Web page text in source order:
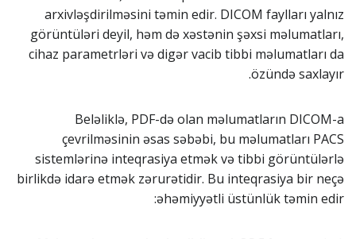
arxivləşdirilməsini təmin edir. DICOM faylları yalnız
görüntüləri deyil, həm də xəstənin şəxsi məlumatları,
cihaz parametrləri və digər vacib tibbi məlumatları da
özündə saxlayır.
Beləliklə, PDF-də olan məlumatların DICOM-a
çevrilməsinin əsas səbəbi, bu məlumatları PACS
sistemlərinə inteqrasiya etmək və tibbi görüntülərlə
birlikdə idarə etmək zərurətidir. Bu inteqrasiya bir neçə
əhəmiyyətli üstünlük təmin edir: